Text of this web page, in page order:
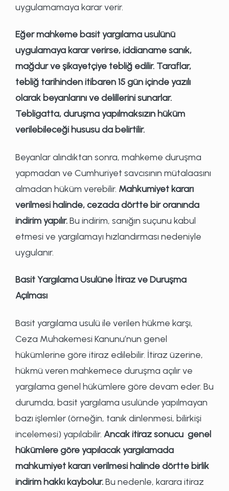
uygulamamaya karar verir.
Eğer mahkeme basit yargılama usulünü
uygulamaya karar verirse, iddianame sanık,
mağdur ve şikayetçiye tebliğ edilir. Taraflar,
tebliğ tarihinden itibaren 15 gün içinde yazılı
olarak beyanlarını ve delillerini sunarlar.
Tebligatta, duruşma yapılmaksızın hüküm
verilebileceği hususu da belirtilir.
Beyanlar alındıktan sonra, mahkeme duruşma
yapmadan ve Cumhuriyet savcısının mütalaasını
almadan hüküm verebilir. Mahkumiyet kararı
verilmesi halinde, cezada dörtte bir oranında
indirim yapılır.Bu indirim, sanığın suçunu kabul
etmesi ve yargılamayı hızlandırması nedeniyle
uygulanır.
Basit Yargılama Usulüne İtiraz ve Duruşma
Açılması
Basit yargılama usulü ile verilen hükme karşı,
Ceza Muhakemesi Kanunu’nun genel
hükümlerine göre itiraz edilebilir. İtiraz üzerine,
hükmü veren mahkemece duruşma açılır ve
yargılama genel hükümlere göre devam eder. Bu
durumda, basit yargılama usulünde yapılmayan
bazı işlemler (örneğin, tanık dinlenmesi, bilirkişi
incelemesi) yapılabilir. Ancak itiraz sonucu genel
hükümlere göre yapılacak yargılamada
mahkumiyet kararı verilmesi halinde dörtte birlik
indirim hakkı kaybolur.Bu nedenle, karara itiraz